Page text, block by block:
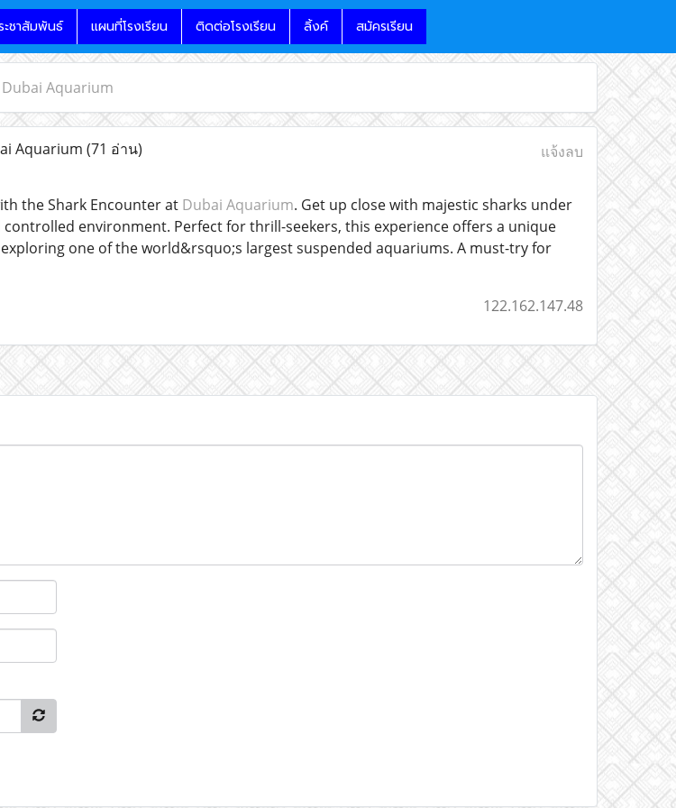
ะชาสัมพันธ์ แผนที่โรงเรียน ติดต่อโรงเรียน ลิ้งค์ สมัครเรียน
Aquarium
Aquarium (71 อ่าน) แจ้งลบ
the Shark Encounter at Dubai Aquarium. Get up close with majestic sharks under
environment. Perfect for thrill-seekers, this experience offers a unique
one of the world&rsquo;s largest suspended aquariums. A must-try for
122.162.147.48